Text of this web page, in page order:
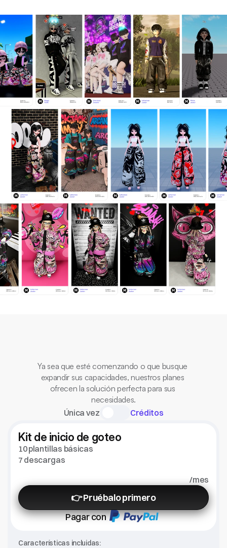
Ya sea que esté comenzando o que busque
expandir sus capacidades, nuestros planes
ofrecen la solución perfecta para sus
necesidades.
Única vez
Créditos
Kit de inicio de goteo
10 plantillas básicas
7 descargas
/mes
👉 Pruébalo primero
Pagar con
Características incluidas: